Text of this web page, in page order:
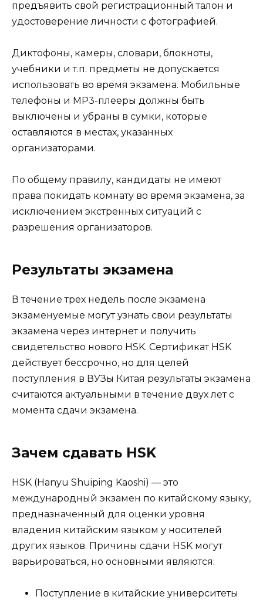
предъявить свой регистрационный талон и
удостоверение личности с фотографией.
Диктофоны, камеры, словари, блокноты,
учебники и т.п. предметы не допускается
использовать во время экзамена. Мобильные
телефоны и MP3-плееры должны быть
выключены и убраны в сумки, которые
оставляются в местах, указанных
организаторами.
По общему правилу, кандидаты не имеют
права покидать комнату во время экзамена, за
исключением экстренных ситуаций с
разрешения организаторов.
Результаты экзамена
В течение трех недель после экзамена
экзаменуемые могут узнать свои результаты
экзамена через интернет и получить
свидетельство нового HSK. Сертификат HSK
действует бессрочно, но для целей
поступления в ВУЗы Китая результаты экзамена
считаются актуальными в течение двух лет с
момента сдачи экзамена.
Зачем сдавать HSK
HSK (Hanyu Shuiping Kaoshi) — это
международный экзамен по китайскому языку,
предназначенный для оценки уровня
владения китайским языком у носителей
других языков. Причины сдачи HSK могут
варьироваться, но основными являются:
Поступление в китайские университеты